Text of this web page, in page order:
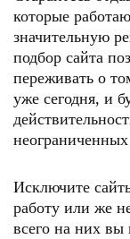
которые
значительную
подбор сайта
переживать о
уже сегодня, и
Исключите
работу или же
всего на них вы